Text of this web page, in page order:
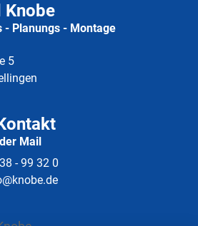
Knobe
- Planungs - Montage
5
Mail
- 99 32 0